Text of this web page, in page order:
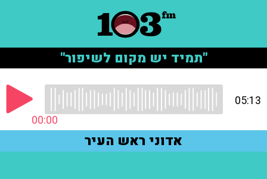
"תמיד יש מקום לשיפור"
00:00
05:13
אדוני ראש העיר